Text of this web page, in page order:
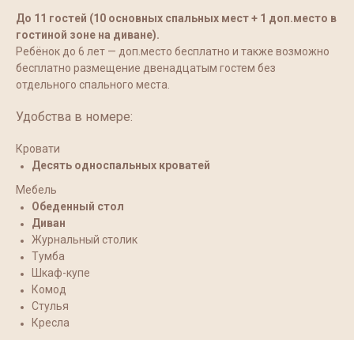
До 11 гостей (10 основных спальных мест + 1 доп.место в
гостиной зоне на диване).
Ребёнок до 6 лет — доп.место бесплатно и также возможно
бесплатно размещение двенадцатым гостем без
отдельного спального места.
Удобства в номере:
Кровати
Десять односпальных кроватей
Мебель
Обеденный стол
Диван
Журнальный столик
Тумба
Шкаф-купе
Комод
Стулья
Кресла